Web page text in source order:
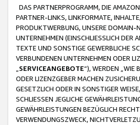
DAS PARTNERPROGRAMM, DIE
PARTNER-LINKS, LINKFORMATE,
PRODUKTWERBUNG, UNSERE DOMAIN-
UNTERNEHMEN (EINSCHLIESSLICH DER
TEXTE UND SONSTIGE GEWERBLICHE
VERBUNDENEN UNTERNEHMEN ODER
SERVICEANGEBOTE“), WERDEN „WIE
ODER LIZENZGEBER MACHEN
GESETZLICH ODER IN SONSTIGER
SCHLIESSEN JEGLICHE
GEWÄHRLEISTUNGEN BEZÜGLICH
VERWENDUNGSZWECK,